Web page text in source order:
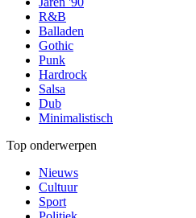
R&B
Balladen
Gothic
Punk
Hardrock
Salsa
Dub
Minimalistisch
Top onderwerpen
Nieuws
Cultuur
Sport